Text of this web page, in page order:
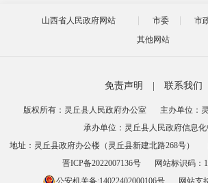
山西省人民政府网站 市委 市
其他网站
免责声明 联系我们
版权所有：灵丘县人民政府办公室
主办单位：
承办单位：灵丘县人民政府信息
地址：灵丘县政府办公楼（灵丘县新建北路268号）
晋ICP备2022007136号
网站标识码：
公安机关备:14022402000106号
网站支